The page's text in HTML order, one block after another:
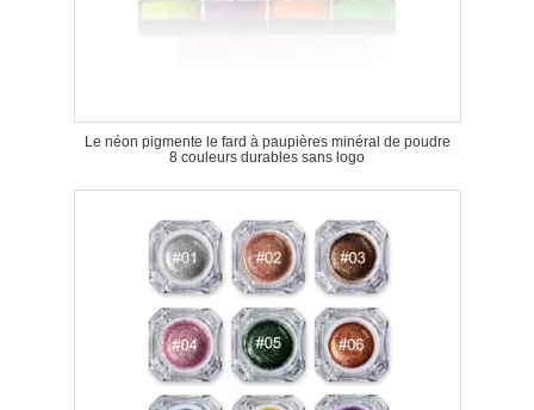
Le néon pigmente le fard à paupières minéral de poudre
8 couleurs durables sans logo